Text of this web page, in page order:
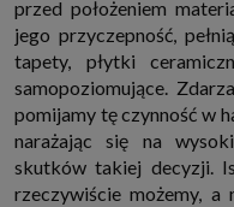
2. Zapewnianie
konta nie loguje się
statystycznych, ulepszanie
wygody użytkowników (np.
również prowadzenie
interesujesz się
innych stronach
dotyczącą artykułu w
przetwarzanie danych to
interesów.
przed położeniem
jego przyczepność,
tapety, płytki
samopoziomujące.
pomijamy tę czynność w
narażając się na
skutków takiej decyzji.
rzeczywiście możemy, a